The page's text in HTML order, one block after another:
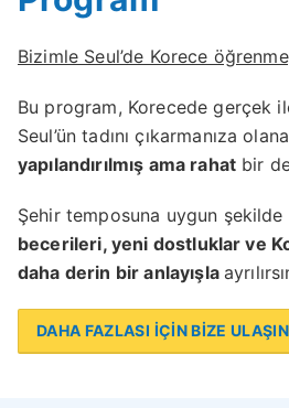
Bizimle Seul’de Korece
Bu program, Korecede gerçek
Seul’ün tadını çıkarmanıza
yapılandırılmış ama rahat bir
Şehir temposuna uygun
becerileri, yeni dostluklar ve
daha derin bir anlayışla
DAHA FAZLASI İÇİN BİZE ULAŞIN